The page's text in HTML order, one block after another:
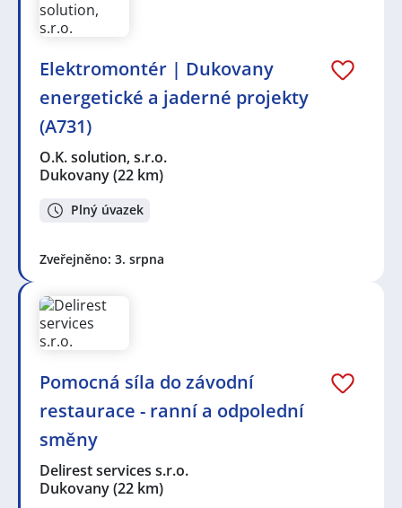
Elektromontér | Dukovany
energetické a jaderné projekty
(A731)
O.K. solution, s.r.o.
Dukovany(22 km)
Plný úvazek
Zveřejněno: 3. srpna
Pomocná síla do závodní
restaurace - ranní a odpolední
směny
Delirest services s.r.o.
Dukovany(22 km)